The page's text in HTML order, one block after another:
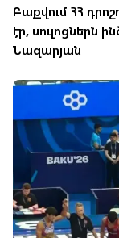
Բաքվում ՀՀ
էր, սուլոցներն
Նազարյան